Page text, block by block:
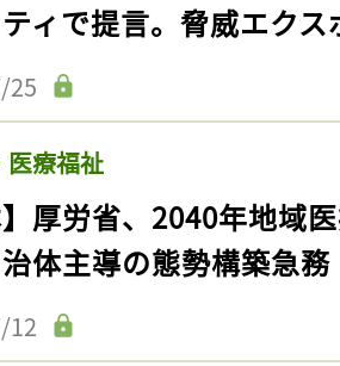
ィで提言。脅威エク
25
医療福祉
】厚労省、2040年地域
体主導の態勢構築急務
12